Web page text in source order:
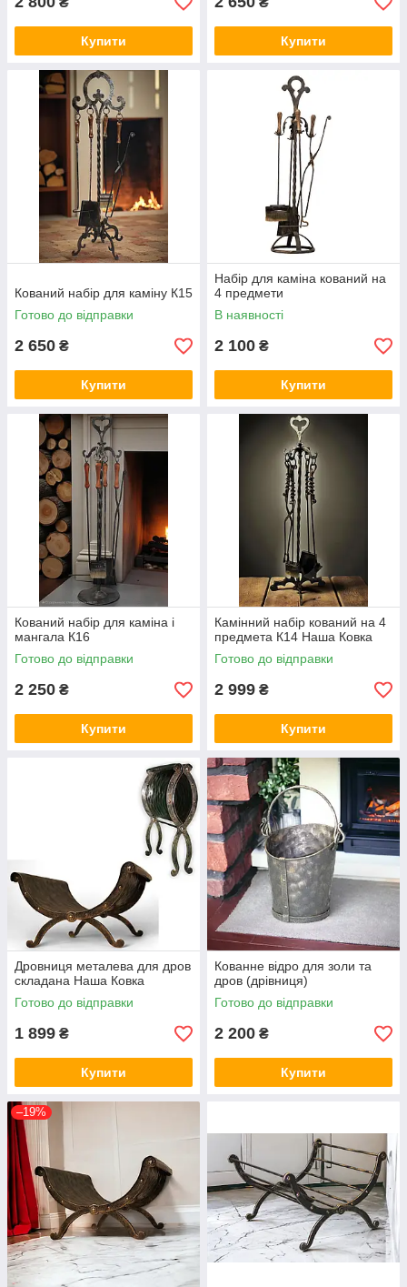
Купити Купити
Кований набір для каміну К15
Готово до відправки
2 650 ₴
Купити
Набір для каміна кований на
4 предмети
В наявності
2 100 ₴
Купити
Кований набір для каміна і
мангала К16
Готово до відправки
2 250 ₴
Купити
Камінний набір кований на 4
предмета К14 Наша Ковка
Готово до відправки
2 999 ₴
Купити
Дровниця металева для дров
складана Наша Ковка
Готово до відправки
1 899 ₴
Купити
Кованне відро для золи та
дров (дрівниця)
Готово до відправки
2 200 ₴
Купити
–19%